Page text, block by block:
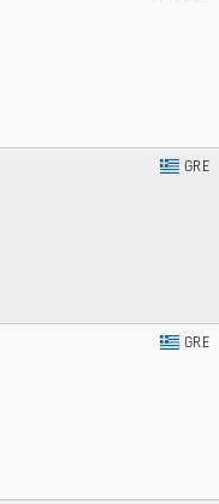
GRE
GRE